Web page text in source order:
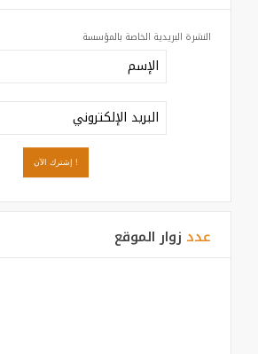
النشرة البريدية الخاصة بالمؤسسة
عدد زوار الموقع